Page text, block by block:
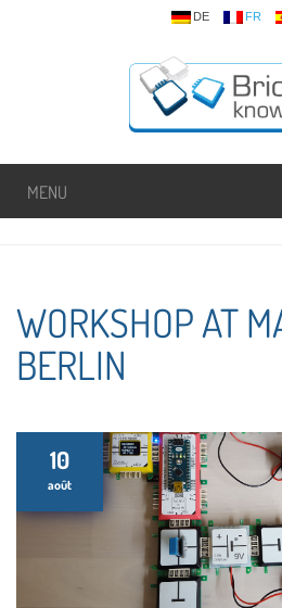
DE FR
MENU
WORKSHOP AT
BERLIN
10
août